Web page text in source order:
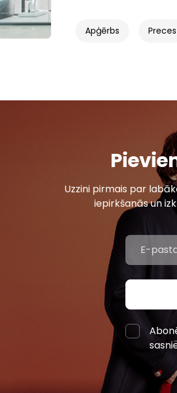
Apģērbs Preces
Uzzini pirmais par
iepirkšanās un